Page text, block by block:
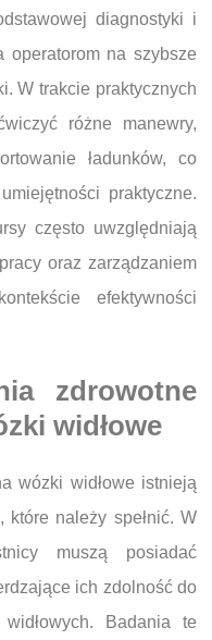
diagnostyki i
operatorom na szybsze
W trakcie praktycznych
różne manewry,
ładunków, co
praktyczne.
często uwzględniają
oraz zarządzaniem
efektywności
zdrowotne
widłowe
wózki widłowe istnieją
które należy spełnić. W
muszą posiadać
ich zdolność do
Badania te